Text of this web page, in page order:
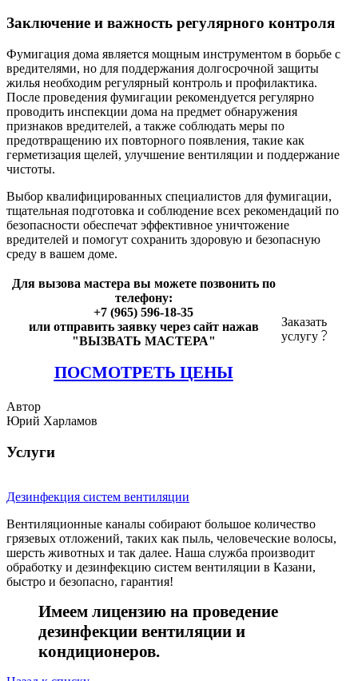
Заключение и важность регулярного контроля
Фумигация дома является мощным инструментом в борьбе с
вредителями, но для поддержания долгосрочной защиты
жилья необходим регулярный контроль и профилактика.
После проведения фумигации рекомендуется регулярно
проводить инспекции дома на предмет обнаружения
признаков вредителей, а также соблюдать меры по
предотвращению их повторного появления, такие как
герметизация щелей, улучшение вентиляции и поддержание
чистоты.
Выбор квалифицированных специалистов для фумигации,
тщательная подготовка и соблюдение всех рекомендаций по
безопасности обеспечат эффективное уничтожение
вредителей и помогут сохранить здоровую и безопасную
среду в вашем доме.
Для вызова мастера вы можете позвонить по
телефону:
+7 (965) 596-18-35
или отправить заявку через сайт нажав
"ВЫЗВАТЬ МАСТЕРА"
ПОСМОТРЕТЬ ЦЕНЫ
Заказать
услугу
Автор
Юрий Харламов
Услуги
Дезинфекция систем вентиляции
Вентиляционные каналы собирают большое количество
грязевых отложений, таких как пыль, человеческие волосы,
шерсть животных и так далее. Наша служба производит
обработку и дезинфекцию систем вентиляции в Казани,
быстро и безопасно, гарантия!
Имеем лицензию на проведение
дезинфекции вентиляции и
кондиционеров.